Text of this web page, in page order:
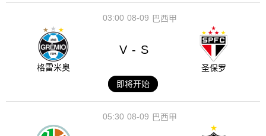
08-09
03:00 巴西甲
格雷米奥
V - S
圣保罗
即将开始
08-09
05:30 巴西甲